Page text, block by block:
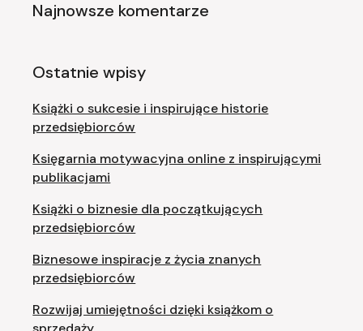
Najnowsze komentarze
Ostatnie wpisy
Książki o sukcesie i inspirujące historie
przedsiębiorców
Księgarnia motywacyjna online z inspirującymi
publikacjami
Książki o biznesie dla początkujących
przedsiębiorców
Biznesowe inspiracje z życia znanych
przedsiębiorców
Rozwijaj umiejętności dzięki książkom o